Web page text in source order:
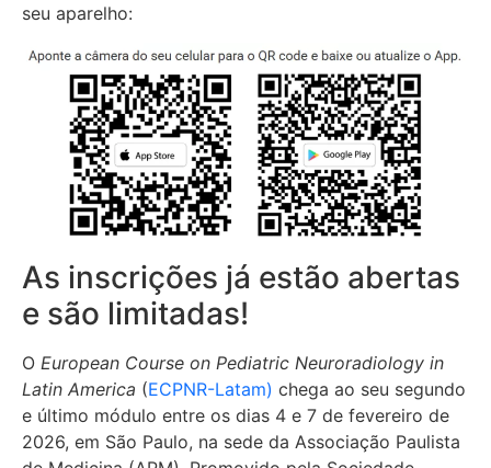
seu aparelho:
As inscrições já estão abertas
e são limitadas!
O European Course on Pediatric Neuroradiology in
Latin America (ECPNR-Latam) chega ao seu segundo
e último módulo entre os dias 4 e 7 de fevereiro de
2026, em São Paulo, na sede da Associação Paulista